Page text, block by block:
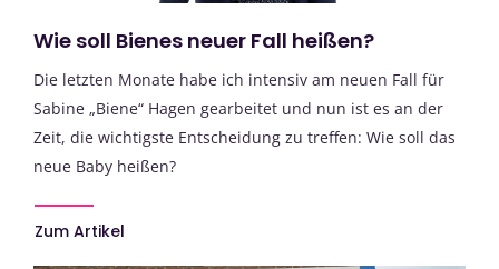
Wie soll Bienes neuer Fall heißen?
Die letzten Monate habe ich intensiv am neuen Fall für
Sabine „Biene“ Hagen gearbeitet und nun ist es an der
Zeit, die wichtigste Entscheidung zu treffen: Wie soll das
neue Baby heißen?
Zum Artikel